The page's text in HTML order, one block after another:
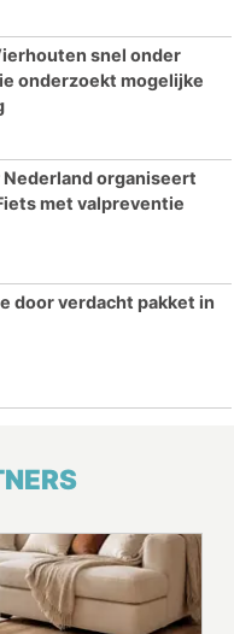
snel onder
onderzoekt mogelijke
organiseert
met valpreventie
door verdacht pakket in